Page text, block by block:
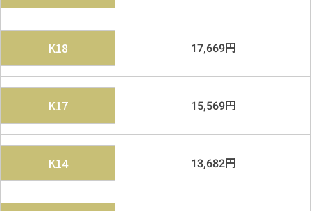
K18 17,669円
K17 15,569円
K14 13,682円